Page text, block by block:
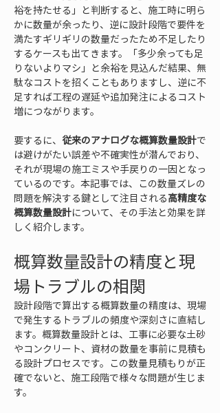
裕を持たせる」と判断すると、施工時に明ら
かに数量が余ったり、逆に設計段階で要件を
満たすギリギリの数量だったため不足したり
するケースも出てきます。「多少余っても足
りないよりマシ」と余裕を見込んだ結果、無
駄なコストを招くこともありますし、逆に不
足すれば工程の遅延や追加発注によるコスト
増につながります。
要するに、 従来のアナログな概算数量設計で
は避けがたい誤差や不確実性が潜んでおり、
それが現場の施工ミスや手戻りの一因となっ
ているのです。本記事では、この数量ズレの
問題を解決する鍵として注目される高精度な
概算数量設計について、その手法と効果を詳
しく紹介します。
概算数量設計の精度と現
場トラブルの相関
設計段階で算出する概算数量の精度は、現場
で発生するトラブルの頻度や深刻さに直結し
ます。概算数量設計とは、工事に必要な土砂
やコンクリート、資材の数量を事前に見積も
る設計プロセスです。この数量見積もりが正
確でないと、施工段階で様々な問題が生じま
す。